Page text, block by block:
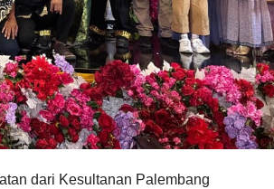
dari Kesultanan Palembang